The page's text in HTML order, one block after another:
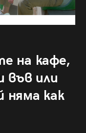
на кафе,
във или
няма как